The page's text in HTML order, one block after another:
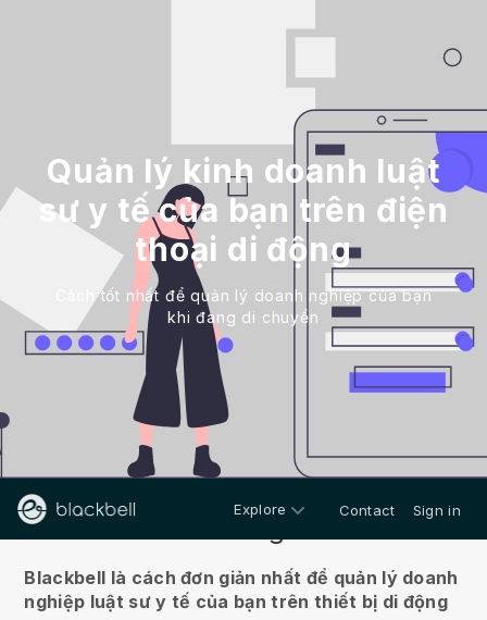
Quản lý kinh doanh luật
sư y tế của bạn trên điện
thoại di động
Cách tốt nhất để quản lý doanh nghiệp của bạn
khi đang di chuyển
Explore Contact Sign in
Blackbell là cách đơn giản nhất để quản lý doanh
nghiệp luật sư y tế của bạn trên thiết bị di động